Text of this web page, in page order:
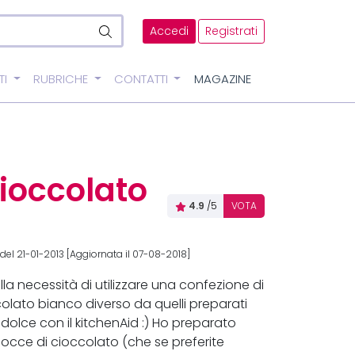
Accedi Registrati
RUBRICHE CONTATTI MAGAZINE
4.9 /5 VOTA
21-01-2013 [Aggiornata il 07-08-2018]
necessità di utilizzare una confezione di
bianco diverso da quelli preparati
con il kitchenAid :) Ho preparato
di cioccolato (che se preferite